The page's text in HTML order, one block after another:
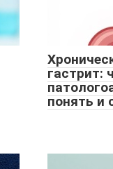
гастрит:
понять и